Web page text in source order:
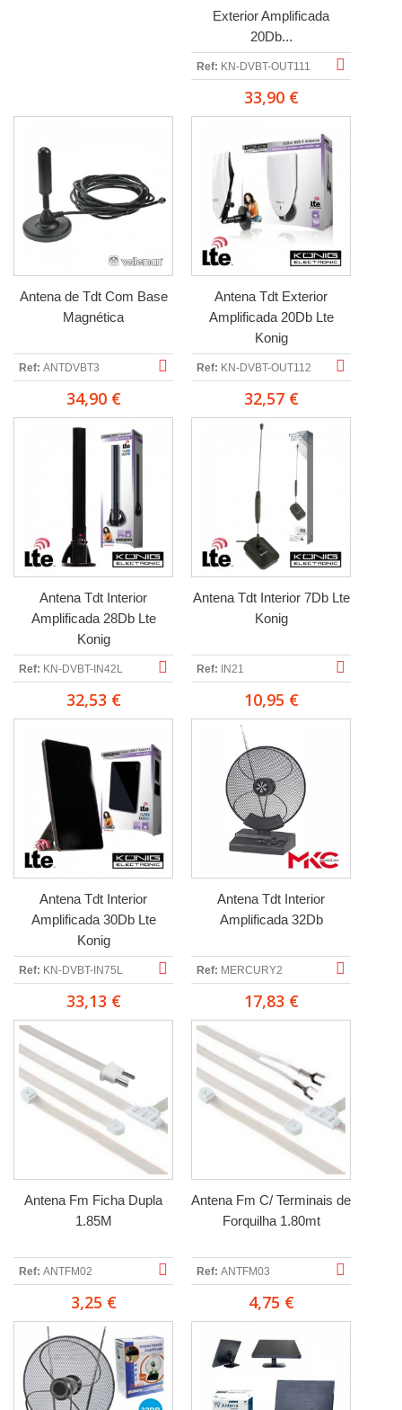
Exterior Amplificada
20Db...
Ref: KN-DVBT-OUT111
33,90 €
Antena de Tdt Com Base
Magnética
Ref: ANTDVBT3
34,90 €
Antena Tdt Exterior
Amplificada 20Db Lte
Konig
Ref: KN-DVBT-OUT112
32,57 €
Antena Tdt Interior
Amplificada 28Db Lte
Konig
Ref: KN-DVBT-IN42L
32,53 €
Antena Tdt Interior 7Db Lte
Konig
Ref: IN21
10,95 €
Antena Tdt Interior
Amplificada 30Db Lte
Konig
Ref: KN-DVBT-IN75L
33,13 €
Antena Tdt Interior
Amplificada 32Db
Ref: MERCURY2
17,83 €
Antena Fm Ficha Dupla
1.85M
Ref: ANTFM02
3,25 €
Antena Fm C/ Terminais de
Forquilha 1.80mt
Ref: ANTFM03
4,75 €